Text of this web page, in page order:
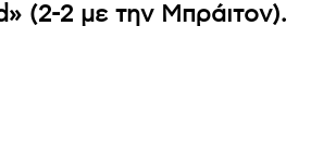
(2-2 με την Μπράιτον).